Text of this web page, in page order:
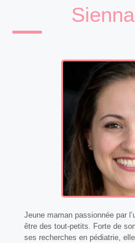
Jeune maman passionnée par
être des tout-petits. Forte de
ses recherches en pédiatrie,